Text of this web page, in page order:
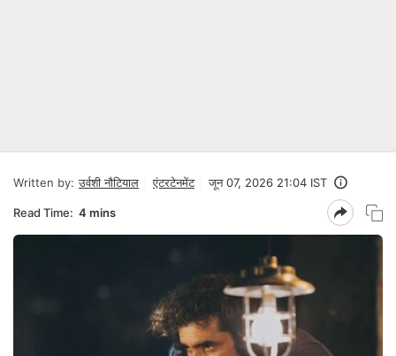
Written by: उर्वशी नौटियाल एंटरटेनमेंट जून 07, 2026 21:04 IST
Read Time: 4 mins